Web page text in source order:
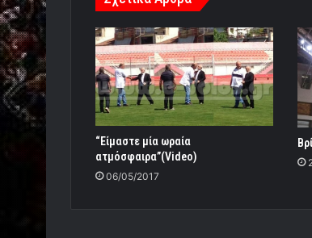
“Eίμαστε μία ωραία
ατμόσφαιρα”(Video)
06/05/2017